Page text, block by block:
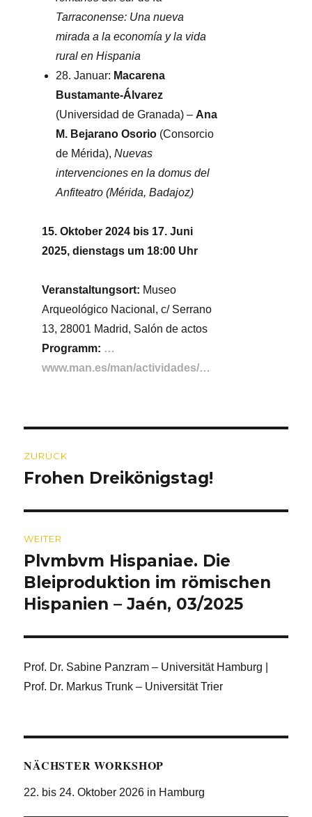
Tarraconense: Una nueva
mirada a la economía y la vida
rural en Hispania
28. Januar: Macarena
Bustamante-Álvarez
(Universidad de Granada) – Ana
M. Bejarano Osorio (Consorcio
de Mérida),Nuevas
intervenciones en la domus del
Anfiteatro (Mérida, Badajoz)
15. Oktober 2024 bis 17. Juni
2025, dienstags um 18:00 Uhr
Veranstaltungsort: Museo
Arqueológico Nacional, c/ Serrano
13, 28001 Madrid, Salón de actos
Programm: …
www.man.es/man/actividades/…
ZURÜCK
Vorheriger
Frohen Dreikönigstag!
WEITER
Nächster
Beitrag:
Plvmbvm Hispaniae. Die
Bleiproduktion im römischen
Hispanien – Jaén, 03/2025
Prof. Dr. Sabine Panzram – Universität Hamburg |
Prof. Dr. Markus Trunk – Universität Trier
NÄCHSTER WORKSHOP
22. bis 24. Oktober 2026 in Hamburg